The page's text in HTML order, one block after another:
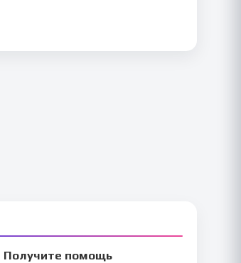
Получите помощь